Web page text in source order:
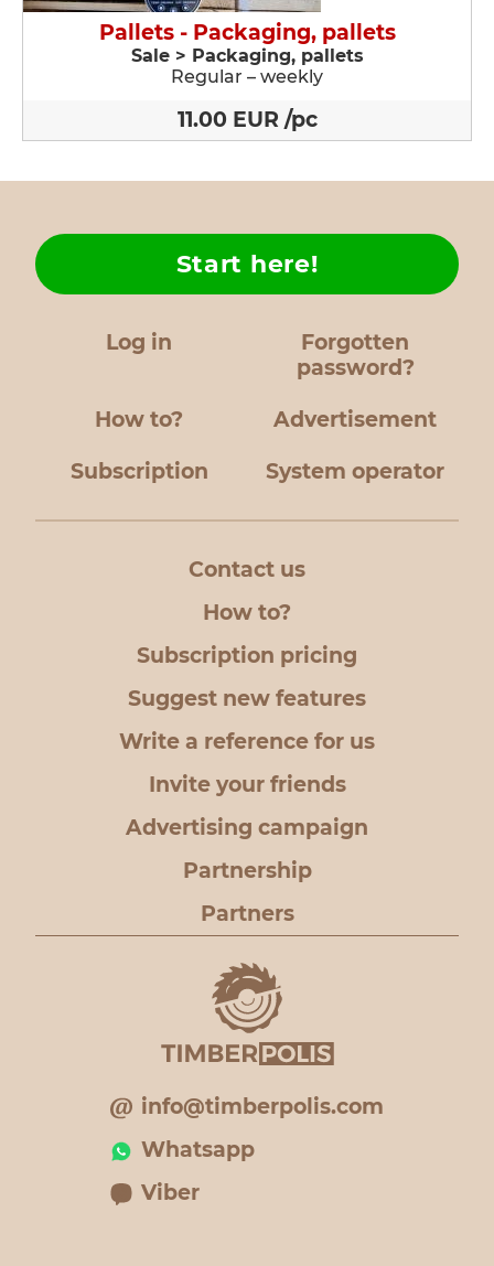
Pallets - Packaging, pallets
Sale > Packaging, pallets
Regular – weekly
11.00 EUR /pc
Log in
Forgotten
password?
How to?
Start here!
Advertisement
Subscription System operator
Contact us
How to?
Subscription pricing
Suggest new features
Write a reference for us
Invite your friends
Advertising campaign
Partnership
Partners
info@timberpolis.com
Whatsapp
Viber